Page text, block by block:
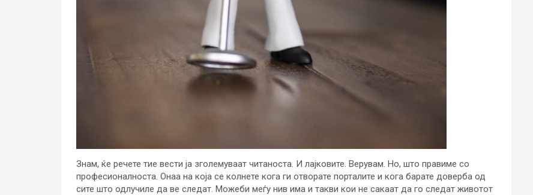
Знам, ќе речете тие вести ја зголемуваат читаноста. И лајковите. Верувам. Но, што правиме со
професионалноста. Онаа на која се колнете кога ги отворате порталите и кога барате доверба од
сите што одлучиле да ве следат. Можеби меѓу нив има и такви кои не сакаат да го следат животот